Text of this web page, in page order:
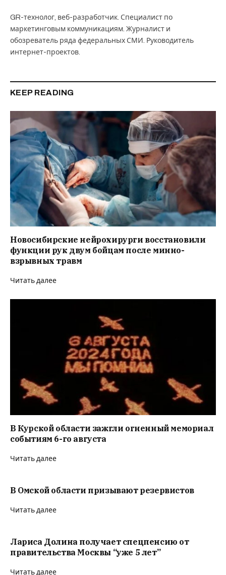
GR-технолог, веб-разработчик. Специалист по
маркетинговым коммуникациям. Журналист и
обозреватель ряда федеральных СМИ. Руководитель
интернет-проектов.
KEEP READING
Новосибирские нейрохирурги восстановили
функции рук двум бойцам после минно-
взрывных травм
Читать далее
В Курской области зажгли огненный мемориал
событиям 6-го августа
Читать далее
В Омской области призывают резервистов
Читать далее
Лариса Долина получает спецпенсию от
правительства Москвы “уже 5 лет”
Читать далее